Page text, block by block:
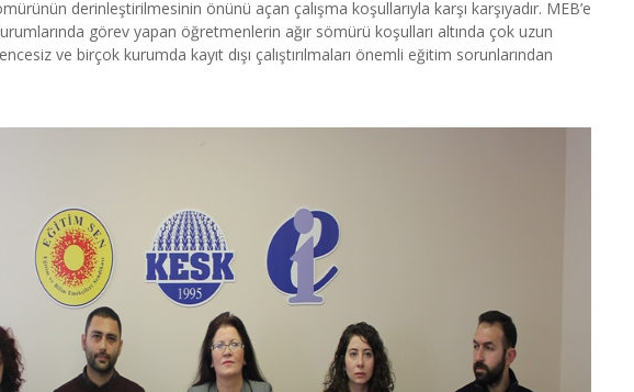
derinleştirilmesinin önünü açan çalışma koşullarıyla karşı karşıyadır. MEB’e
görev yapan öğretmenlerin ağır sömürü koşulları altında çok uzun
ve birçok kurumda kayıt dışı çalıştırılmaları önemli eğitim sorunlarından